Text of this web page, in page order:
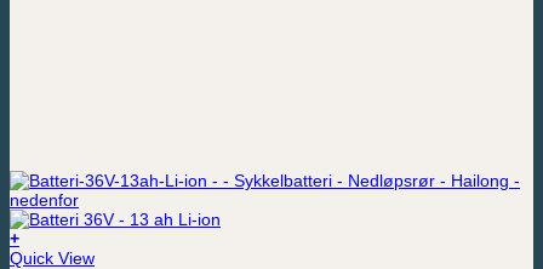
+
Quick View